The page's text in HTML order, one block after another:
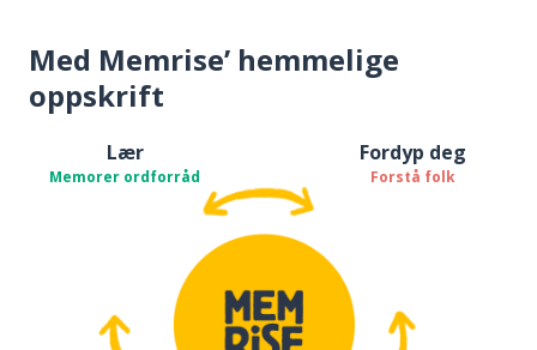
Med Memrise’ hemmelige
oppskrift
Lær
Memorer ordforråd
Fordyp deg
Forstå folk